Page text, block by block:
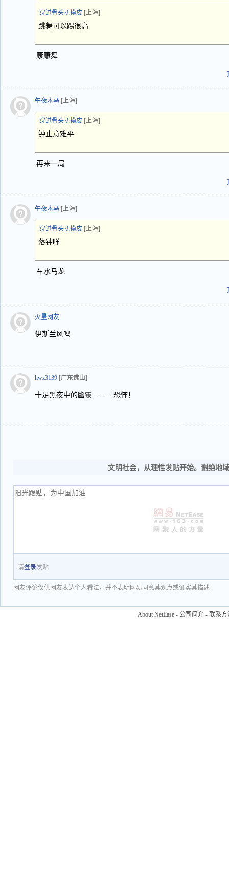
穿过骨头抚摸皮 [上海]
跳舞可以踢很高
康康舞
午夜木马 [上海]
穿过骨头抚摸皮 [上海]
钟止意难平
再来一局
午夜木马 [上海]
穿过骨头抚摸皮 [上海]
落钟咩
车水马龙
火星网友
伊斯兰风吗
hwz3139 [广东佛山]
十足黑夜中的幽靈………恐怖！
文明社会，从理性发贴开始。谢绝地
请登录发贴
网友评论仅供网友表达个人看法，并不表明网易同意其观点或证实其描述
About NetEase - 公司简介 - 联系方